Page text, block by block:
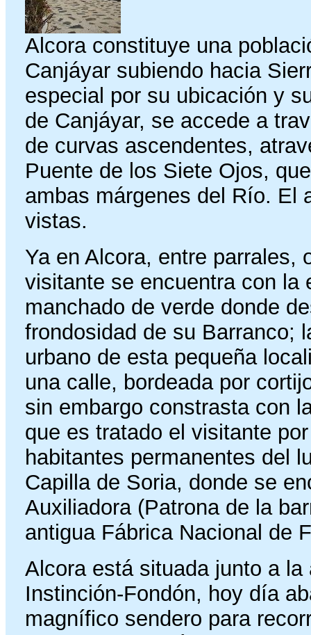
Alcora constituye una
Canjáyar subiendo hacia
especial por su ubicación y
de Canjáyar, se accede a
de curvas ascendentes,
Puente de los Siete Ojos,
ambas márgenes del Río. El
vistas.
Ya en Alcora, entre parrales,
visitante se encuentra con la
manchado de verde donde
frondosidad de su Barranco;
urbano de esta pequeña
una calle, bordeada por
sin embargo constrasta con
que es tratado el visitante
habitantes permanentes del
Capilla de Soria, donde se
Auxiliadora (Patrona de la
antigua Fábrica Nacional de
Alcora está situada junto a
Instinción-Fondón, hoy día
magnífico sendero para